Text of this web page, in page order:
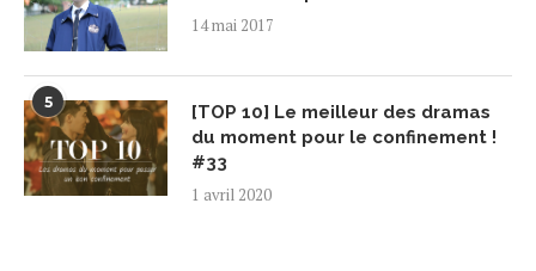
14 mai 2017
5
[TOP 10] Le meilleur des dramas
du moment pour le confinement !
#33
1 avril 2020